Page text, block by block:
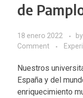
de
18 enero 2022 by
Comment
Nuestros
España y del
enriquecimiento